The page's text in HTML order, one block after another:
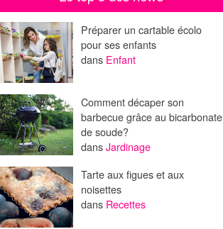
Préparer un cartable écolo
pour ses enfants
dans Enfant
Comment décaper son
barbecue grâce au bicarbonate
de soude?
dansJardinage
Tarte aux figues et aux
noisettes
dans Recettes